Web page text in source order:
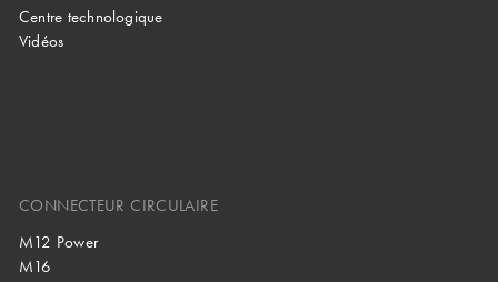
Centre technologique
Vidéos
CONNECTEUR CIRCULAIRE
M12 Power
M16